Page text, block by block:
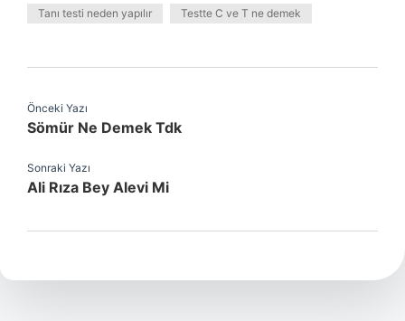
Tanı testi neden yapılır Testte C ve T ne demek
Önceki Yazı
Sömür Ne Demek Tdk
Sonraki Yazı
Ali Rıza Bey Alevi Mi